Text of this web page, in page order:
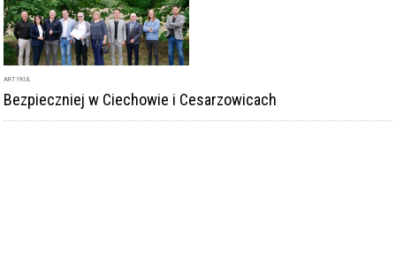
ARTYKUŁ
Bezpieczniej w Ciechowie i Cesarzowicach